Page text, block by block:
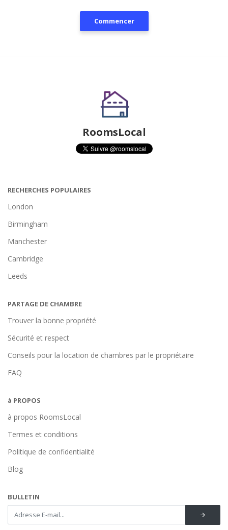
Commencer
RoomsLocal
RECHERCHES POPULAIRES
London
Birmingham
Manchester
Cambridge
Leeds
PARTAGE DE CHAMBRE
Trouver la bonne propriété
Sécurité et respect
Conseils pour la location de chambres par le propriétaire
FAQ
à PROPOS
à propos RoomsLocal
Termes et conditions
Politique de confidentialité
Blog
BULLETIN